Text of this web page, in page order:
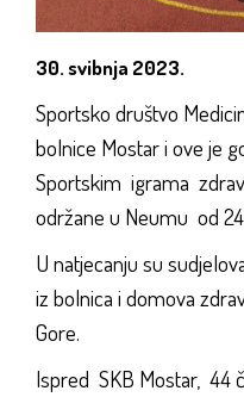
30. svibnja 2023.
Sportsko društvo
bolnice Mostar i ove je
Sportskim igrama
održane u Neumu od
U natjecanju su
iz bolnica i domova
Gore.
Ispred SKB Mostar, 44